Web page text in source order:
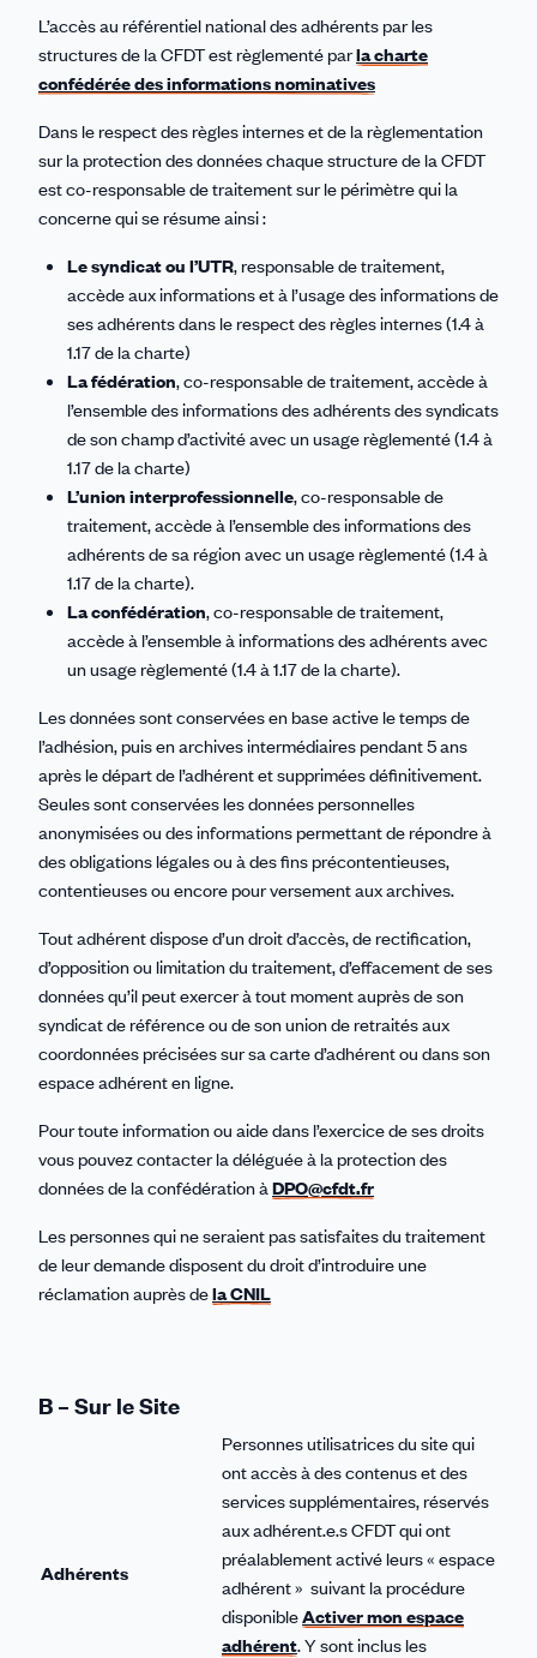
L’accès au référentiel national des adhérents par les
structures de la CFDT est règlementé parla charte
confédérée des informations nominatives
Dans le respect des règles internes et de la règlementation
sur la protection des données chaque structure de la CFDT
est co-responsable de traitement sur le périmètre qui la
concerne qui se résume ainsi :
Le syndicat ou l’UTR, responsable de traitement,
accède aux informations et à l’usage des informations de
ses adhérents dans le respect des règles internes (1.4 à
1.17 de la charte)
La fédération, co-responsable de traitement, accède à
l’ensemble des informations des adhérents des syndicats
de son champ d’activité avec un usage règlementé (1.4 à
1.17 de la charte)
L’union interprofessionnelle, co-responsable de
traitement, accède à l’ensemble des informations des
adhérents de sa région avec un usage règlementé (1.4 à
1.17 de la charte).
La confédération, co-responsable de traitement,
accède à l’ensemble à informations des adhérents avec
un usage règlementé (1.4 à 1.17 de la charte).
Les données sont conservées en base active le temps de
l’adhésion, puis en archives intermédiaires pendant 5 ans
après le départ de l’adhérent et supprimées définitivement.
Seules sont conservées les données personnelles
anonymisées ou des informations permettant de répondre à
des obligations légales ou à des fins précontentieuses,
contentieuses ou encore pour versement aux archives.
Tout adhérent dispose d’un droit d’accès, de rectification,
d’opposition ou limitation du traitement, d’effacement de ses
données qu’il peut exercer à tout moment auprès de son
syndicat de référence ou de son union de retraités aux
coordonnées précisées sur sa carte d’adhérent ou dans son
espace adhérent en ligne.
Pour toute information ou aide dans l’exercice de ses droits
vous pouvez contacter la déléguée à la protection des
données de la confédération àDPO@cfdt.fr
Les personnes qui ne seraient pas satisfaites du traitement
de leur demande disposent du droit d’introduire une
réclamation auprès dela CNIL
B – Sur le Site
Adhérents
Personnes utilisatrices du site qui
ont accès à des contenus et des
services supplémentaires, réservés
aux adhérent.e.s CFDT qui ont
préalablement activé leurs « espace
adhérent » suivant la procédure
disponibleActiver mon espace
adhérent. Y sont inclus les